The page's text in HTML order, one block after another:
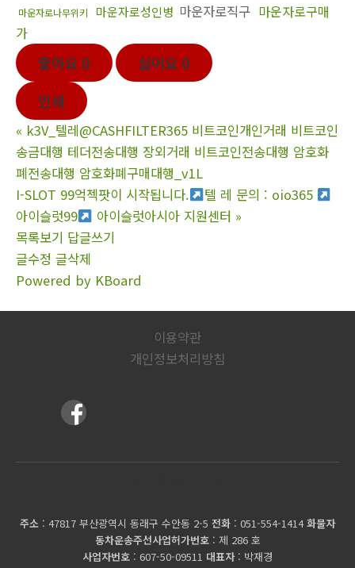
마운자로나무위키 마운자로성인병 마운자로직구 마운자로구매
가
좋아요 0 싫어요 0
인쇄
« k3V_텔레@CASHFILTER365 비트코인개인거래 비트코인
송금대행 테더전송대행 장외거래 비트코인전송대행 암호화
폐전송대행 암호화폐구매대행_v1L
I-SLOT 99억젝팟이 시작됩니다.
텔 레 문의 : oio365
아이슬럿99
아이슬럿아시아 지원센터 »
목록보기 답글쓰기
글수정 글삭제
Powered by KBoard
이용약관
개인정보처리방침
주소 : 47817 부산광역시 동래구 수안동 2-5 전화 : 051-554-1414화물자
동차운송주선사업허가번호 : 제 286 호
사업자번호 : 607-50-09511 대표자 : 박재경